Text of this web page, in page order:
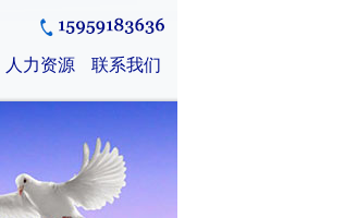
联系我们
人力资源